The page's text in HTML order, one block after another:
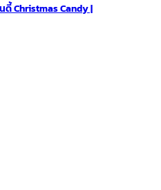
ดี้ Christmas Candy |